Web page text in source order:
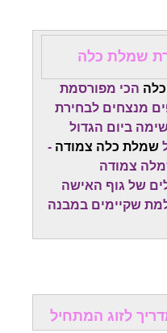
הכי מפורסמת
ריכזה עבורך 3 טיפים מנצחים לבחירת
ביום הגדול
שמלת כלה צמודה -
צמודה
של גוף האישה
שקיימים במבנה
לזוג המתחיל